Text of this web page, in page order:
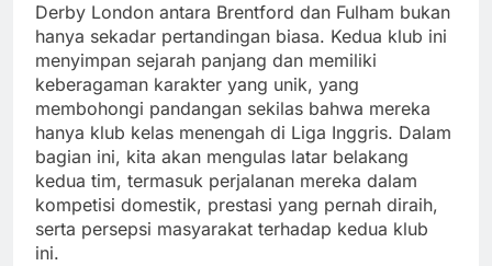
Derby London antara Brentford dan Fulham bukan
hanya sekadar pertandingan biasa. Kedua klub ini
menyimpan sejarah panjang dan memiliki
keberagaman karakter yang unik, yang
membohongi pandangan sekilas bahwa mereka
hanya klub kelas menengah di Liga Inggris. Dalam
bagian ini, kita akan mengulas latar belakang
kedua tim, termasuk perjalanan mereka dalam
kompetisi domestik, prestasi yang pernah diraih,
serta persepsi masyarakat terhadap kedua klub
ini.